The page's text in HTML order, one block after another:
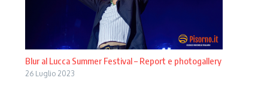
Blur al Lucca Summer Festival – Report e photogallery
26 Luglio 2023